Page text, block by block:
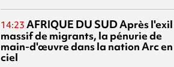
14:23 AFRIQUE DU SUDAprès l'exil
massif de migrants, la pénurie de
main-d'œuvre dans la nation Arc en
ciel